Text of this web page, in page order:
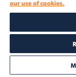
our use of cookies.